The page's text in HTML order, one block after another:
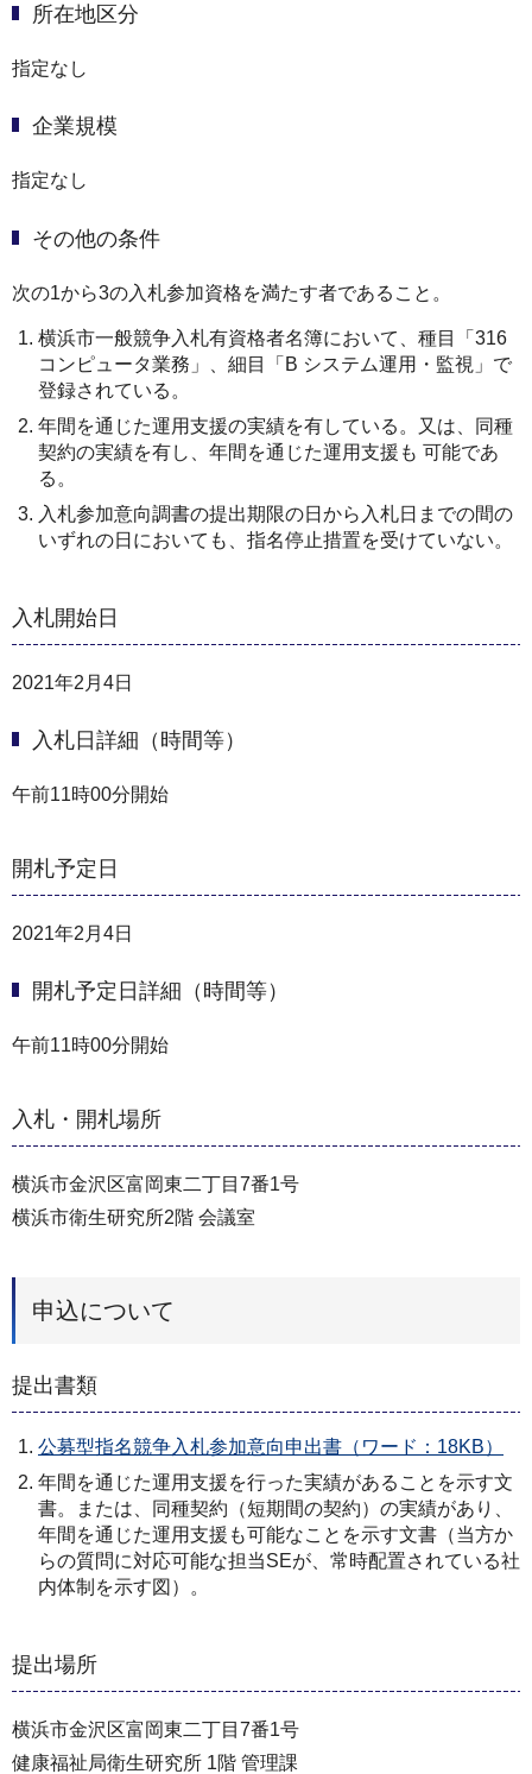
所在地区分
指定なし
企業規模
指定なし
その他の条件
次の1から3の⼊札参加資格を満たす者であること。
横浜市⼀般競争⼊札有資格者名簿において、種目「316
コンピュータ業務」、細目「B システム運用・監視」で
登録されている。
年間を通じた運⽤⽀援の実績を有している。⼜は、同種
契約の実績を有し、年間を通じた運⽤⽀援も 可能であ
る。
⼊札参加意向調書の提出期限の⽇から⼊札⽇までの間の
いずれの⽇においても、指名停⽌措置を受けていない。
入札開始日
2021年2月4日
入札日詳細（時間等）
午前11時00分開始
開札予定日
2021年2月4日
開札予定日詳細（時間等）
午前11時00分開始
入札・開札場所
横浜市⾦沢区富岡東二丁目7番1号
横浜市衛⽣研究所2階 会議室
申込について
提出書類
公募型指名競争⼊札参加意向申出書（ワード：18KB）
年間を通じた運⽤⽀援を⾏った実績があることを⽰す⽂
書。または、同種契約（短期間の契約）の実績があり、
年間を通じた運⽤⽀援も可能なことを⽰す⽂書（当⽅か
らの質問に対応可能な担当SEが、常時配置されている社
内体制を⽰す図）。
提出場所
横浜市⾦沢区富岡東二丁目7番1号
健康福祉局衛⽣研究所 1階 管理課